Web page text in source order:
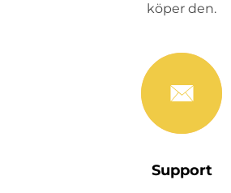
köper den.
Support